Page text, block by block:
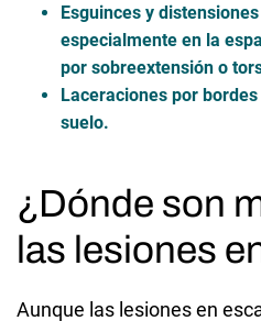
Esguinces y
especialmente en la
por sobreextensión o
Laceraciones por
suelo.
¿Dónde son
las lesiones
Aunque las lesiones en